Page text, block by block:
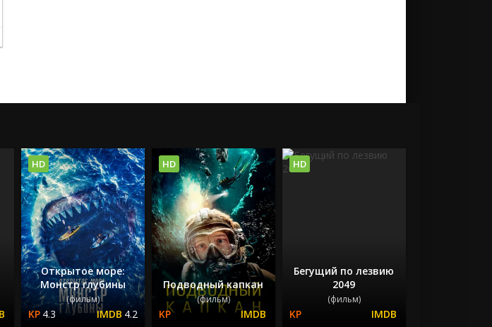
Открытое море:
Монстр глубины
(фильм)
4.3 4.2
HD
Подводный капкан
(фильм)
HD
Бегущий по лезвию
2049
(фильм)
HD